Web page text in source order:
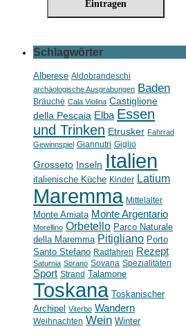
Schlagwörter
Alberese Aldobrandeschi
archäologische Ausgrabungen Baden
Bräuche Cala Violina Castiglione
della Pescaia Elba Essen
und Trinken Etrusker Fahrrad
Gewinnspiel Giannutri Giglio
Grosseto Inseln Italien
italienische Küche Kinder Latium
Maremma Mittelalter
Monte Amiata Monte Argentario
Morellino Orbetello Parco Naturale
della Maremma Pitigliano Porto
Santo Stefano Radfahren Rezept
Saturnia Sorano Sovana Spezialitäten
Sport Strand Talamone
Toskana Toskanischer
Archipel Viterbo Wandern
Weihnachten Wein Winter